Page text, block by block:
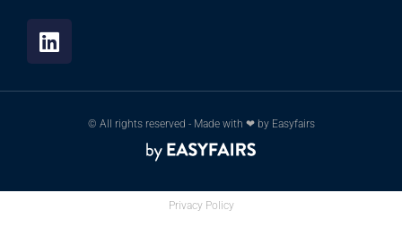
© All rights reserved - Made with ❤ by Easyfairs
Privacy Policy